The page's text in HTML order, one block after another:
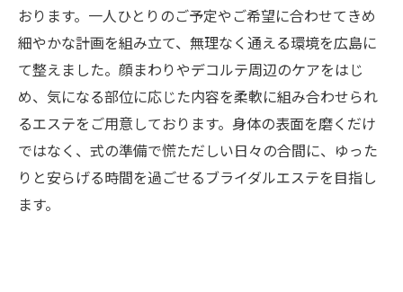
おります。一人ひとりのご予定やご希望に合わせてきめ
細やかな計画を組み立て、無理なく通える環境を広島に
て整えました。顔まわりやデコルテ周辺のケアをはじ
め、気になる部位に応じた内容を柔軟に組み合わせられ
るエステをご用意しております。身体の表面を磨くだけ
ではなく、式の準備で慌ただしい日々の合間に、ゆった
りと安らげる時間を過ごせるブライダルエステを目指し
ます。